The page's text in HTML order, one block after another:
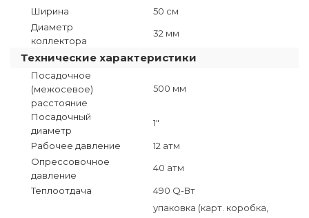
Ширина
50 см
Диаметр
коллектора
32 мм
Технические характеристики
Посадочное
(межосевое)
расстояние
500 мм
Посадочный
диаметр
1"
Рабочее давление
12 атм
Опрессовочное
давление
40 атм
Теплоотдача 490 Q-Вт
упаковка (карт. коробка,